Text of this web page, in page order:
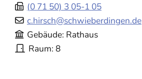
(0 71 50) 3 05-1 05
c.hirsch@schwieberdingen.de
Gebäude Rathaus
Raum 8